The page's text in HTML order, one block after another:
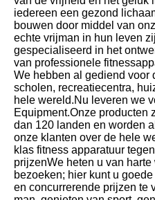
iedereen een gezond
bouwen door middel van
echte vrijman in hun leven
gespecialiseerd in het
van professionele
We hebben al gediend voor
scholen, recreatiecentra,
hele wereld.Nu leveren we
Equipment.Onze producten
dan 120 landen en worden
onze klanten over de hele
klas fitness apparatuur
prijzenWe heten u van
bezoeken; hier kunt u
en concurrerende prijzen te